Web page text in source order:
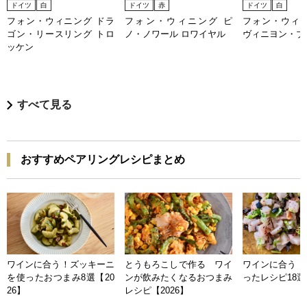
ドイツ 白
フォン・ウィニング ドラ
ゴン・リースリング トロ
ッケン
ドイツ 赤
フォン・ウィニング ピ
ノ・ノワール ロワイヤル
ドイツ 白
フォン・ウィ
ヴィニヨン・
すべて見る
おすすめペアリングレシピまとめ
ワインに合う！ズッキーニ
を使ったおつまみ8選【20
26】
とうもろこしで作る ワイ
ンが飲みたくなるおつまみ
レシピ【2026】
ワインに合う
ったレシピ18